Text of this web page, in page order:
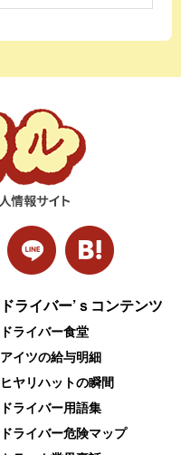
ドライバー’ｓコンテンツ
ドライバー食堂
アイツの給与明細
ヒヤリハットの瞬間
ドライバー用語集
ドライバー危険マップ